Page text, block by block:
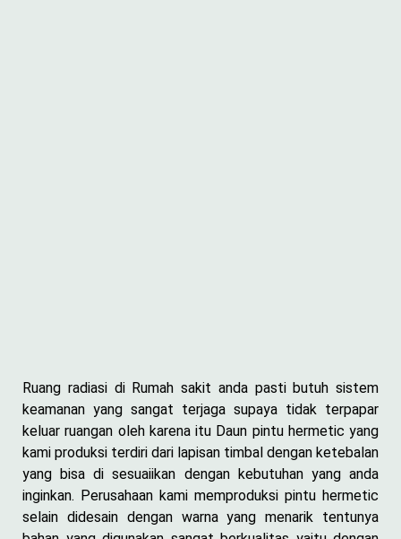
Ruang radiasi di Rumah sakit anda pasti butuh sistem
keamanan yang sangat terjaga supaya tidak terpapar
keluar ruangan oleh karena itu Daun pintu hermetic yang
kami produksi terdiri dari lapisan timbal dengan ketebalan
yang bisa di sesuaiikan dengan kebutuhan yang anda
inginkan. Perusahaan kami memproduksi pintu hermetic
selain didesain dengan warna yang menarik tentunya